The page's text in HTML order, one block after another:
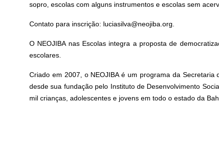
sopro, escolas com alguns instrumentos e escolas sem
Contato para inscrição: luciasilva@neojiba.org.
O NEOJIBA nas Escolas integra a proposta de
escolares.
Criado em 2007, o NEOJIBA é um programa da
desde sua fundação pelo Instituto de Desenvolvimento
mil crianças, adolescentes e jovens em todo o estado da